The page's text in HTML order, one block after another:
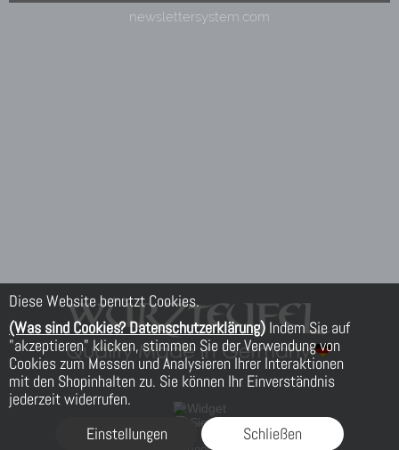
Diese Website benutzt Cookies.
(Was sind Cookies? Datenschutzerklärung) Indem Sie auf
"akzeptieren" klicken, stimmen Sie der Verwendung von
Cookies zum Messen und Analysieren Ihrer Interaktionen
mit den Shopinhalten zu. Sie können Ihr Einverständnis
jederzeit widerrufen.
Einstellungen
Schließen